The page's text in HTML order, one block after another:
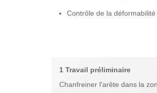
Contrôle de la
1 Travail préliminaire
Chanfreiner l'arête dans la